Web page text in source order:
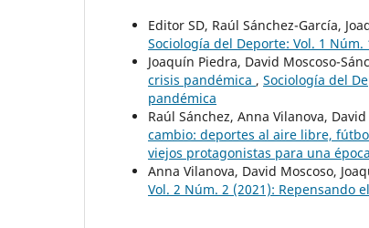
Editor SD, Raúl Sánchez-García,
Sociología del Deporte: Vol. 1
Joaquín Piedra, David Moscoso-
crisis pandémica , Sociología del
pandémica
Raúl Sánchez, Anna Vilanova,
cambio: deportes al aire libre,
viejos protagonistas para una
Anna Vilanova, David Moscoso,
Vol. 2 Núm. 2 (2021): Repensando